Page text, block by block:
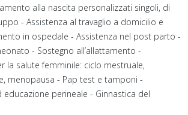
alla nascita personalizzati singoli, di
- Assistenza al travaglio a domicilio e
in ospedale - Assistenza nel post parto -
- Sostegno all’allattamento -
la salute femminile: ciclo mestruale,
menopausa - Pap test e tamponi -
educazione perineale - Ginnastica del